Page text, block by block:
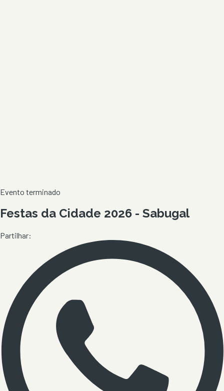
Evento terminado
Festas da Cidade 2026 - Sabugal
Partilhar: